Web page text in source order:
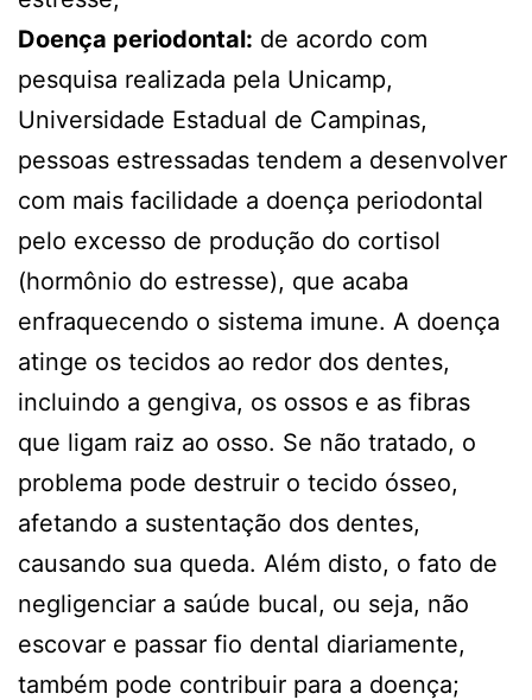
Doença periodontal: de acordo com
pesquisa realizada pela Unicamp,
Universidade Estadual de Campinas,
pessoas estressadas tendem a desenvolver
com mais facilidade a doença periodontal
pelo excesso de produção do cortisol
(hormônio do estresse), que acaba
enfraquecendo o sistema imune. A doença
atinge os tecidos ao redor dos dentes,
incluindo a gengiva, os ossos e as fibras
que ligam raiz ao osso. Se não tratado, o
problema pode destruir o tecido ósseo,
afetando a sustentação dos dentes,
causando sua queda. Além disto, o fato de
negligenciar a saúde bucal, ou seja, não
escovar e passar fio dental diariamente,
também pode contribuir para a doença;